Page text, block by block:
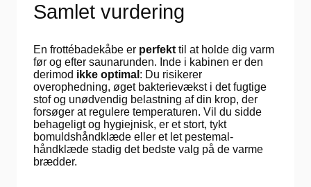
Samlet vurdering
En frottébadekåbe er perfekt til at holde dig varm
før og efter saunarunden. Inde i kabinen er den
derimod ikke optimal : Du risikerer
overophedning, øget bakterievækst i det fugtige
stof og unødvendig belastning af din krop, der
forsøger at regulere temperaturen. Vil du sidde
behageligt og hygiejnisk, er et stort, tykt
bomuldshåndklæde eller et let pestemal-
håndklæde stadig det bedste valg på de varme
brædder.